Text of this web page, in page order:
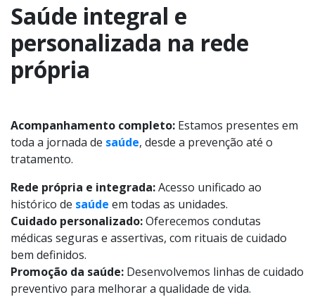
Saúde integral e
personalizada na rede
própria
Acompanhamento completo: Estamos presentes em
toda a jornada de saúde, desde a prevenção até o
tratamento.
Rede própria e integrada:Acesso unificado ao
histórico de saúde em todas as unidades.
Cuidado personalizado:Oferecemos condutas
médicas seguras e assertivas, com rituais de cuidado
bem definidos.
Promoção da saúde: Desenvolvemos linhas de cuidado
preventivo para melhorar a qualidade de vida.